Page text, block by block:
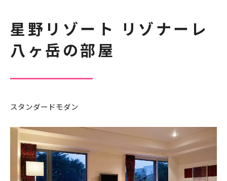
星野リゾート リゾナーレ
八ヶ岳の部屋
スタンダードモダン